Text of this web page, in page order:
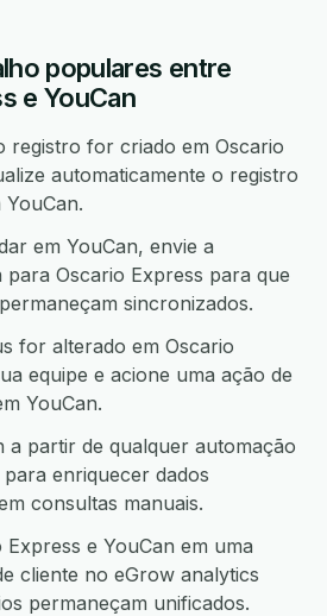
populares entre
e YouCan
registro for criado em Oscario
automaticamente o registro
em YouCan, envie a
Oscario Express para que
sincronizados.
for alterado em Oscario
equipe e acione uma ação de
YouCan.
a partir de qualquer automação
enriquecer dados
consultas manuais.
e YouCan em uma
cliente no eGrow analytics
permaneçam unificados.